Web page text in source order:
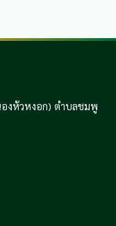
งหัวหงอก) ตำบลชมพู